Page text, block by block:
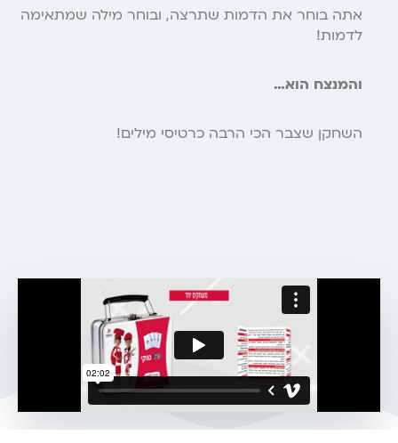
אתה בוחר את הדמות שתרצה, ובוחר מילה שמתאימה
לדמות!
והמנצח הוא…
השחקן שצבר הכי הרבה כרטיסי מילים!